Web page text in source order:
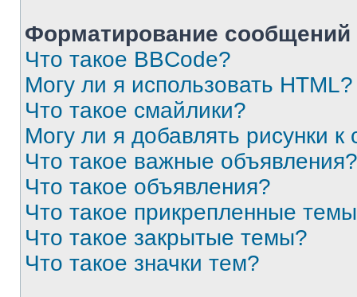
Форматирование
Что такое BBCode?
Могу ли я использовать HTML?
Что такое смайлики?
Могу ли я добавлять рисунки
Что такое важные объявления?
Что такое объявления?
Что такое прикрепленные
Что такое закрытые темы?
Что такое значки тем?